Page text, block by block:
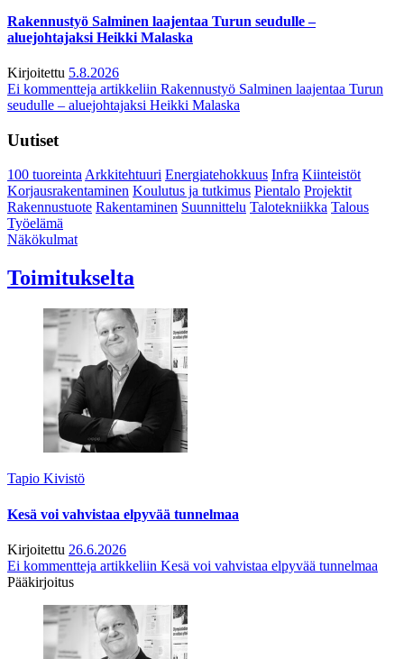
Rakennustyö Salminen laajentaa Turun seudulle –
aluejohtajaksi Heikki Malaska
Kirjoitettu 5.8.2026
Ei kommentteja artikkeliin Rakennustyö Salminen laajentaa Turun
seudulle – aluejohtajaksi Heikki Malaska
Uutiset
100 tuoreintaArkkitehtuuri Energiatehokkuus Infra Kiinteistöt
Korjausrakentaminen Koulutus ja tutkimus Pientalo Projektit
Rakennustuote Rakentaminen Suunnittelu Talotekniikka Talous
Työelämä
Näkökulmat
Toimitukselta
Tapio Kivistö
Kesä voi vahvistaa elpyvää tunnelmaa
Kirjoitettu 26.6.2026
Ei kommentteja artikkeliin Kesä voi vahvistaa elpyvää tunnelmaa
Pääkirjoitus